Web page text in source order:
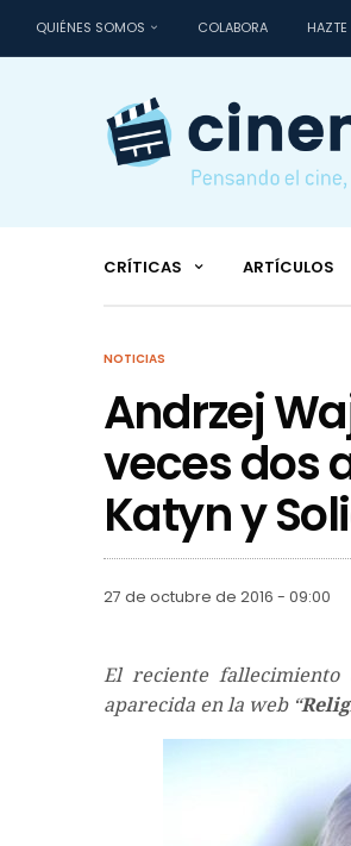
QUIÉNES SOMOS COLABORA
CRÍTICAS ARTÍCULOS
NOTICIAS
Andrzej
veces dos
Katyn y
27 de octubre de 2016 - 09:00
El reciente
aparecida en la web “